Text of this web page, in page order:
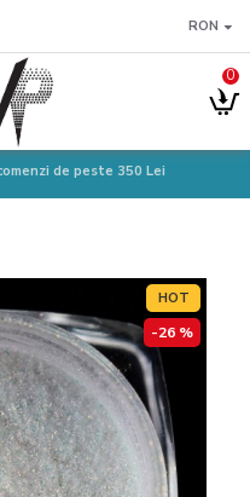
RON
0
de peste 350 Lei
HOT
-26 %